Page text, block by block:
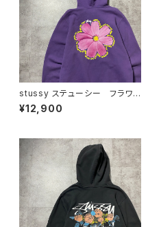
stussy ステューシー フラワ
ー グラフィック バックプリン
ト パープル スウェット パー
¥12,900